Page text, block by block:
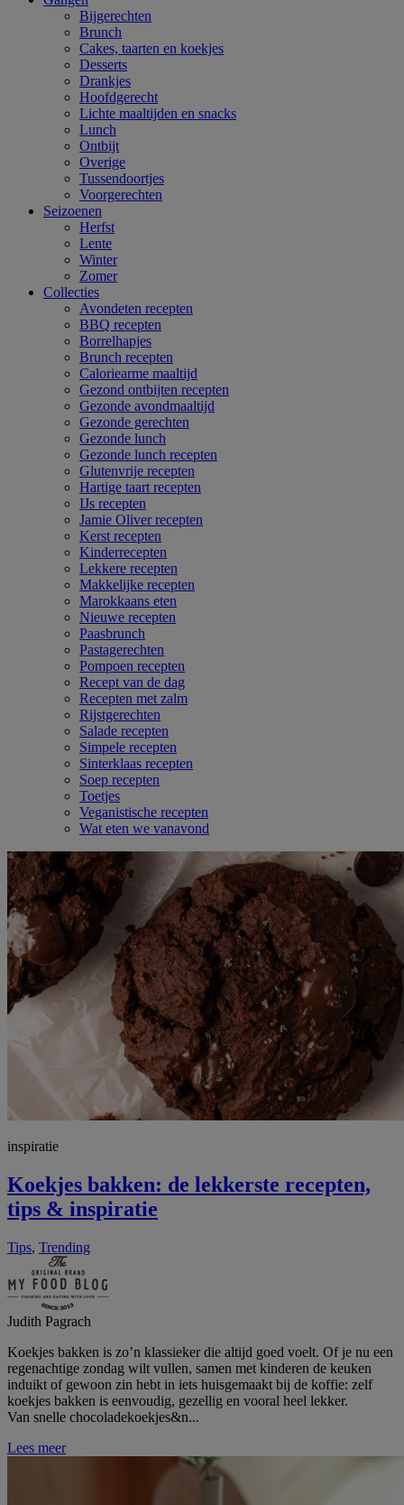
Bijgerechten
Brunch
Cakes, taarten en koekjes
Desserts
Drankjes
Hoofdgerecht
Lichte maaltijden en snacks
Lunch
Ontbijt
Overige
Tussendoortjes
Voorgerechten
Seizoenen
Herfst
Lente
Winter
Zomer
Collecties
Avondeten recepten
BBQ recepten
Borrelhapjes
Brunch recepten
Caloriearme maaltijd
Gezond ontbijten recepten
Gezonde avondmaaltijd
Gezonde gerechten
Gezonde lunch
Gezonde lunch recepten
Glutenvrije recepten
Hartige taart recepten
IJs recepten
Jamie Oliver recepten
Kerst recepten
Kinderrecepten
Lekkere recepten
Makkelijke recepten
Marokkaans eten
Nieuwe recepten
Paasbrunch
Pastagerechten
Pompoen recepten
Recept van de dag
Recepten met zalm
Rijstgerechten
Salade recepten
Simpele recepten
Sinterklaas recepten
Soep recepten
Toetjes
Veganistische recepten
Wat eten we vanavond
inspiratie
Koekjes bakken: de lekkerste recepten,
tips & inspiratie
Tips, Trending
Judith Pagrach
Koekjes bakken is zo’n klassieker die altijd goed voelt. Of je nu een
regenachtige zondag wilt vullen, samen met kinderen de keuken
induikt of gewoon zin hebt in iets huisgemaakt bij de koffie: zelf
koekjes bakken is eenvoudig, gezellig en vooral heel lekker.
Van snelle chocoladekoekjes&n...
Lees meer